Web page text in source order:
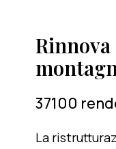
37100
La